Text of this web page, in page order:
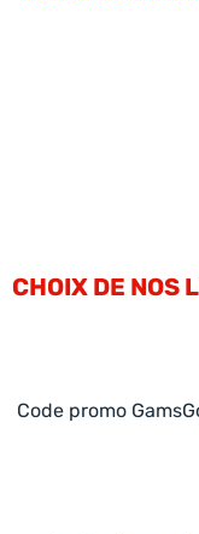
CHOIX DE NOS
Code promo